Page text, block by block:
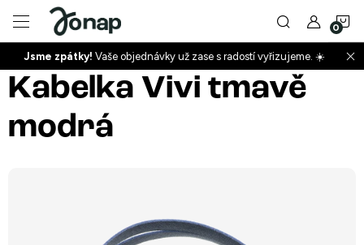
obsah
Jsme zpátky! Vaše objednávky už zase s radostí vyřizujeme. ☀️
Kabelka Vivi tmavě
modrá